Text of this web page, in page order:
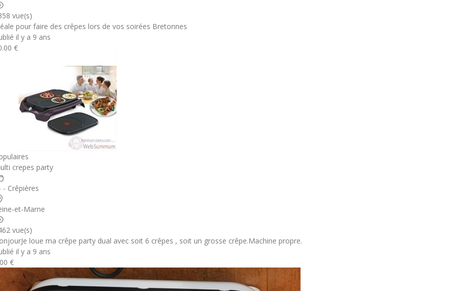
vue(s)
pour faire des crêpes lors de vos soirées Bretonnes
il y a 9 ans
€
crepes party
- Crêpières
et-Marne
vue(s)
loue ma crêpe party dual avec soit 6 crêpes , soit un grosse crêpe.Machine propre.
il y a 9 ans
€